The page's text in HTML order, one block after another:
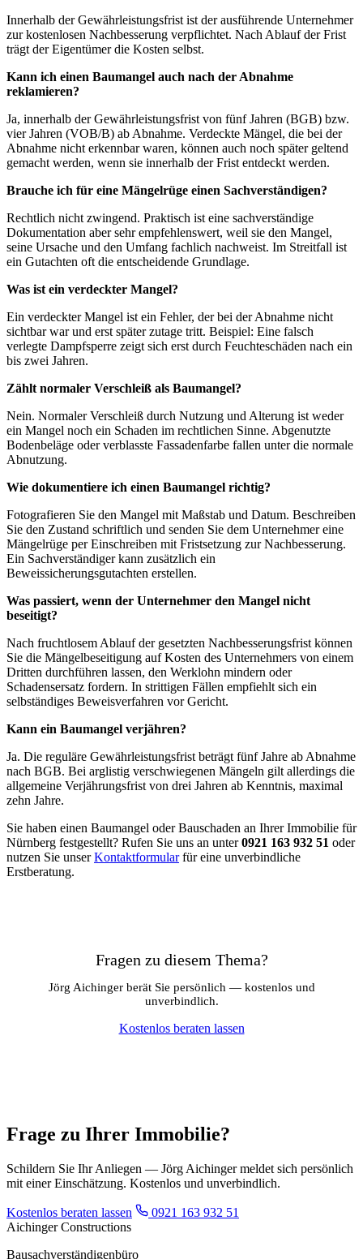
Innerhalb der Gewährleistungsfrist ist der ausführende Unternehmer
zur kostenlosen Nachbesserung verpflichtet. Nach Ablauf der Frist
trägt der Eigentümer die Kosten selbst.
Kann ich einen Baumangel auch nach der Abnahme
reklamieren?
Ja, innerhalb der Gewährleistungsfrist von fünf Jahren (BGB) bzw.
vier Jahren (VOB/B) ab Abnahme. Verdeckte Mängel, die bei der
Abnahme nicht erkennbar waren, können auch noch später geltend
gemacht werden, wenn sie innerhalb der Frist entdeckt werden.
Brauche ich für eine Mängelrüge einen Sachverständigen?
Rechtlich nicht zwingend. Praktisch ist eine sachverständige
Dokumentation aber sehr empfehlenswert, weil sie den Mangel,
seine Ursache und den Umfang fachlich nachweist. Im Streitfall ist
ein Gutachten oft die entscheidende Grundlage.
Was ist ein verdeckter Mangel?
Ein verdeckter Mangel ist ein Fehler, der bei der Abnahme nicht
sichtbar war und erst später zutage tritt. Beispiel: Eine falsch
verlegte Dampfsperre zeigt sich erst durch Feuchteschäden nach ein
bis zwei Jahren.
Zählt normaler Verschleiß als Baumangel?
Nein. Normaler Verschleiß durch Nutzung und Alterung ist weder
ein Mangel noch ein Schaden im rechtlichen Sinne. Abgenutzte
Bodenbeläge oder verblasste Fassadenfarbe fallen unter die normale
Abnutzung.
Wie dokumentiere ich einen Baumangel richtig?
Fotografieren Sie den Mangel mit Maßstab und Datum. Beschreiben
Sie den Zustand schriftlich und senden Sie dem Unternehmer eine
Mängelrüge per Einschreiben mit Fristsetzung zur Nachbesserung.
Ein Sachverständiger kann zusätzlich ein
Beweissicherungsgutachten erstellen.
Was passiert, wenn der Unternehmer den Mangel nicht
beseitigt?
Nach fruchtlosem Ablauf der gesetzten Nachbesserungsfrist können
Sie die Mängelbeseitigung auf Kosten des Unternehmers von einem
Dritten durchführen lassen, den Werklohn mindern oder
Schadensersatz fordern. In strittigen Fällen empfiehlt sich ein
selbständiges Beweisverfahren vor Gericht.
Kann ein Baumangel verjähren?
Ja. Die reguläre Gewährleistungsfrist beträgt fünf Jahre ab Abnahme
nach BGB. Bei arglistig verschwiegenen Mängeln gilt allerdings die
allgemeine Verjährungsfrist von drei Jahren ab Kenntnis, maximal
zehn Jahre.
Sie haben einen Baumangel oder Bauschaden an Ihrer Immobilie für
Nürnberg festgestellt? Rufen Sie uns an unter0921 163 932 51 oder
nutzen Sie unserKontaktformularfür eine unverbindliche
Erstberatung.
Fragen zu diesem Thema?
Jörg Aichinger berät Sie persönlich — kostenlos und
unverbindlich.
Kostenlos beraten lassen
Frage zu Ihrer Immobilie?
Schildern Sie Ihr Anliegen — Jörg Aichinger meldet sich persönlich
mit einer Einschätzung. Kostenlos und unverbindlich.
Kostenlos beraten lassen
0921 163 932 51
Aichinger Constructions
Bausachverständigenbüro